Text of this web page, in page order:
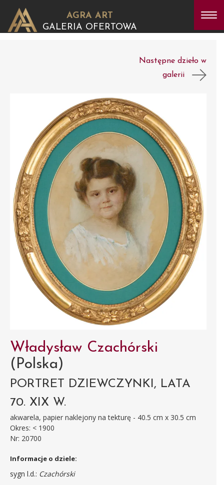
AGRA ART
GALERIA OFERTOWA
Następne dzieło w
galerii
Władysław Czachórski
(Polska)
PORTRET DZIEWCZYNKI, LATA
70. XIX W.
akwarela, papier naklejony na tekturę - 40.5 cm x 30.5 cm
Okres: < 1900
Nr: 20700
Informacje o dziele:
sygn l.d.: Czachórski